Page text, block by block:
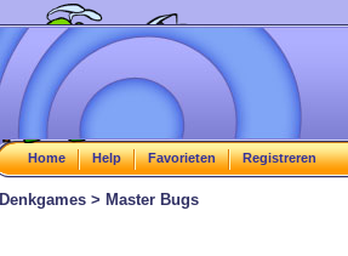
Home Help Favorieten Registreren
Denkgames > Master Bugs